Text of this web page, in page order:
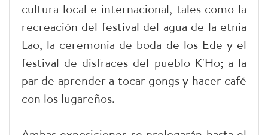
cultura local e internacional, tales como la
recreación del festival del agua de la etnia
Lao, la ceremonia de boda de los Ede y el
festival de disfraces del pueblo K'Ho; a la
par de aprender a tocar gongs y hacer café
con los lugareños.